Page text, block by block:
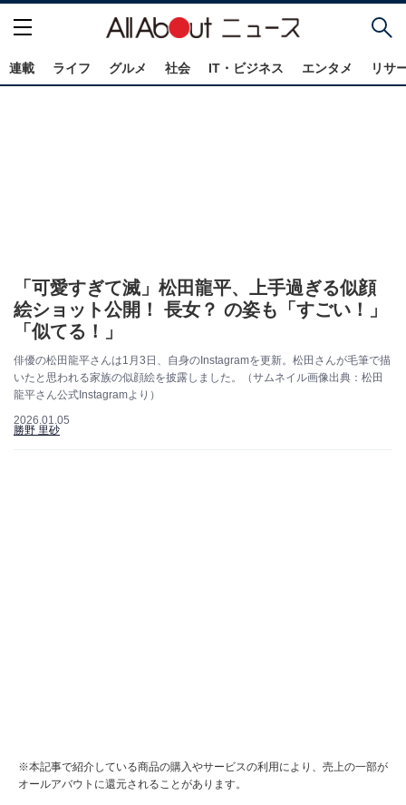
連載 ライフ グルメ 社会 IT・ビジネス エンタメ リサ
「可愛すぎて滅」松田龍平、上手過ぎる似顔
絵ショット公開！ 長女？ の姿も「すごい！」
「似てる！」
俳優の松田龍平さんは1月3日、自身のInstagramを更新。松田さんが毛筆で描
いたと思われる家族の似顔絵を披露しました。（サムネイル画像出典：松田
龍平さん公式Instagramより）
2026.01.05
勝野 里砂
※本記事で紹介している商品の購入やサービスの利用により、売上の一部が
オールアバウトに還元されることがあります。